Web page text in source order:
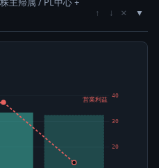
↑ ↓ ×
20
30
40
営業利益